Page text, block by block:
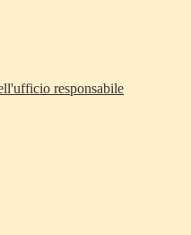
responsabile